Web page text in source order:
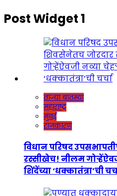
Post Widget 1
ताज्या बातम्या
महाराष्ट्र
मुंबई
राजकारण
विधान परिषद
रस्सीखेच! नीलम
शिंदेंच्या ‘धक्कातंत्रा’ची